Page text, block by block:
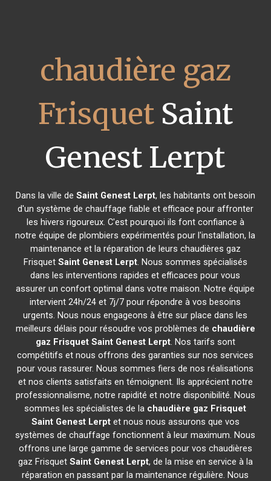
chaudière gaz
FrisquetSaint
Genest Lerpt
Dans la ville de Saint Genest Lerpt, les habitants ont besoin
d'un système de chauffage fiable et efficace pour affronter
les hivers rigoureux. C'est pourquoi ils font confiance à
notre équipe de plombiers expérimentés pour l'installation, la
maintenance et la réparation de leurs chaudières gaz
Frisquet Saint Genest Lerpt. Nous sommes spécialisés
dans les interventions rapides et efficaces pour vous
assurer un confort optimal dans votre maison. Notre équipe
intervient 24h/24 et 7j/7 pour répondre à vos besoins
urgents. Nous nous engageons à être sur place dans les
meilleurs délais pour résoudre vos problèmes de chaudière
gaz Frisquet Saint Genest Lerpt. Nos tarifs sont
compétitifs et nous offrons des garanties sur nos services
pour vous rassurer. Nous sommes fiers de nos réalisations
et nos clients satisfaits en témoignent. Ils apprécient notre
professionnalisme, notre rapidité et notre disponibilité. Nous
sommes les spécialistes de la chaudière gaz Frisquet
Saint Genest Lerptet nous nous assurons que vos
systèmes de chauffage fonctionnent à leur maximum. Nous
offrons une large gamme de services pour vos chaudières
gaz Frisquet Saint Genest Lerpt, de la mise en service à la
réparation en passant par la maintenance régulière. Nous